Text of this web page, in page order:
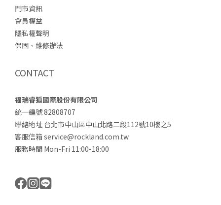
門市資訊
會員權益
隱私權聲明
保固、維修辦法
CONTACT
福瑞睿狐國際股份有限公司
統一編號 82808707
聯絡地址 台北市中山區中山北路二段112號10樓之5
客服信箱 service@rockland.com.tw
服務時間 Mon-Fri 11:00-18:00